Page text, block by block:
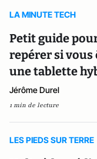
LA MINUTE TECH
Petit guide
repérer si vous
une tablette
Jérôme Durel
1 min de lecture
LES PIEDS SUR TERRE